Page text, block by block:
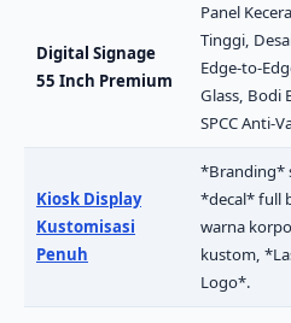
Digital Signage
55 Inch Premium
Panel
Tinggi,
Edge-to-
Glass, Bodi
SPCC Anti-
Kiosk Display
Kustomisasi
Penuh
*Branding*
*decal* full
warna
kustom,
Logo*.